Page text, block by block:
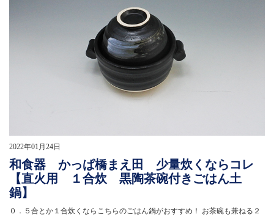
2022年01月24日
和食器 かっぱ橋まえ田 少量炊くならコレ
【直火用 １合炊 黒陶茶碗付きごはん土
鍋】
０．５合とか１合炊くならこちらのごはん鍋がおすすめ！ お茶碗も兼ねる２